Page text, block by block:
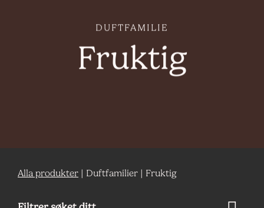
DUFTFAMILIE
Fruktig
Alla produkter | Duftfamilier | Fruktig